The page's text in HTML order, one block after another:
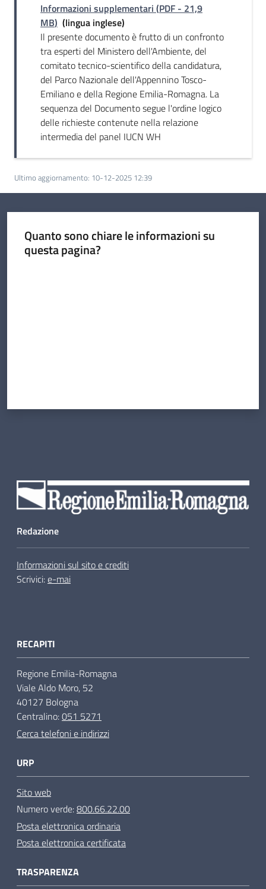
Informazioni supplementari (PDF - 21,9
MB) (lingua inglese)
Il presente documento è frutto di un confronto
tra esperti del Ministero dell'Ambiente, del
comitato tecnico-scientifico della candidatura,
del Parco Nazionale dell'Appennino Tosco-
Emiliano e della Regione Emilia-Romagna. La
sequenza del Documento segue l'ordine logico
delle richieste contenute nella relazione
intermedia del panel IUCN WH
Ultimo aggiornamento: 10-12-2025 12:39
Quanto sono chiare le informazioni su
questa pagina?
Redazione
Informazioni sul sito e crediti
Scrivici:e-mai
RECAPITI
Regione Emilia-Romagna
Viale Aldo Moro, 52
40127 Bologna
Centralino:051 5271
Cerca telefoni e indirizzi
URP
Sito web
Numero verde:800.66.22.00
Posta elettronica ordinaria
Posta elettronica certificata
TRASPARENZA